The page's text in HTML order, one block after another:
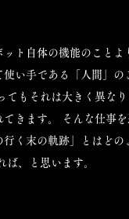
ト自体の機能のことよ
い手である「人間」の
てもそれは大きく異なり
きます。 そんな仕事を
く末の軌跡」とはどの
ば、と思います。